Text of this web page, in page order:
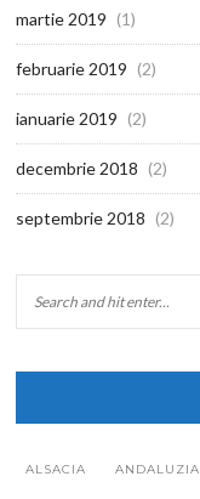
martie 2019 (1)
februarie 2019 (2)
ianuarie 2019 (2)
decembrie 2018 (2)
septembrie 2018 (2)
ALSACIA ANDALUZIA